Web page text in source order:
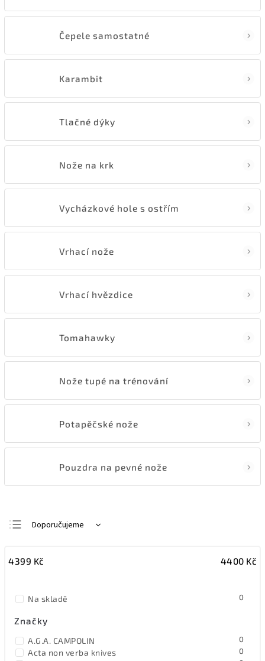
Čepele samostatné
Karambit
Tlačné dýky
Nože na krk
Vycházkové hole s ostřím
Vrhací nože
Vrhací hvězdice
Tomahawky
Nože tupé na trénování
Potapěčské nože
Pouzdra na pevné nože
Doporučujeme
Nejdražší
Abecedně
4399 Kč 4400 Kč
Na skladě 0
Značky
A.G.A. CAMPOLIN 0
Acta non verba knives 0